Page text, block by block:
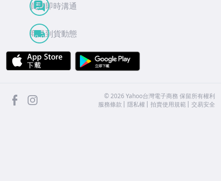
買賣即時溝通
商品到貨動態
APP Store
facebook ©2026 Yahoo台灣電子商務 保留所有權利
服務條款
隱私權 拍賣使用規範 交易安全